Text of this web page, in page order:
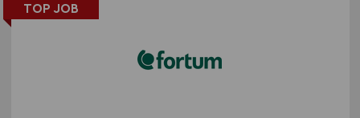
TOP JOB